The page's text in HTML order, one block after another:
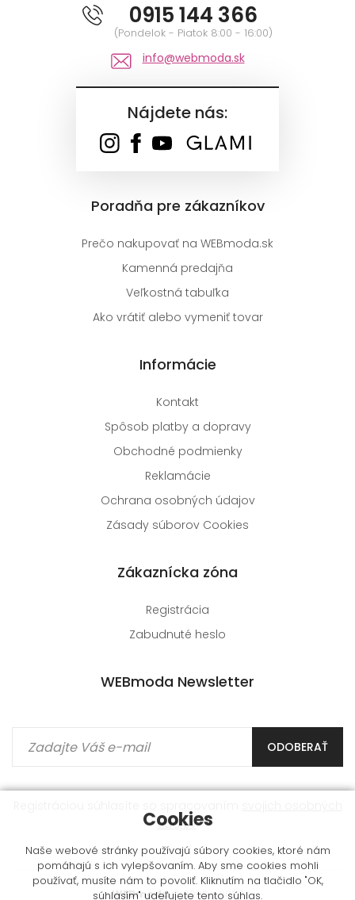
0915 144 366
(Pondelok - Piatok 8:00 - 16:00)
info@webmoda.sk
Nájdete nás:
Poradňa pre zákazníkov
Prečo nakupovať na WEBmoda.sk
Kamenná predajňa
Veľkostná tabuľka
Ako vrátiť alebo vymeniť tovar
Informácie
Kontakt
Spôsob platby a dopravy
Obchodné podmienky
Reklamácie
Ochrana osobných údajov
Zásady súborov Cookies
Zákaznícka zóna
Registrácia
Zabudnuté heslo
WEBmoda Newsletter
ODOBERAŤ
údajov.
WEBmoda© 2009 - 2026
Cookies
Naše webové stránky používajú súbory cookies, ktoré nám
pomáhajú s ich vylepšovaním. Aby sme cookies mohli
používať, musíte nám to povoliť. Kliknutím na tlačidlo "OK,
súhlasím" udeľujete tento súhlas.